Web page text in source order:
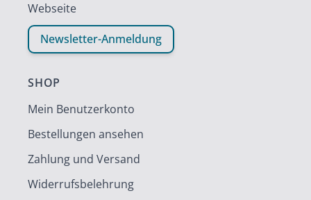
Webseite
Newsletter-Anmeldung
SHOP
Mein Benutzerkonto
Bestellungen ansehen
Zahlung und Versand
Widerrufsbelehrung